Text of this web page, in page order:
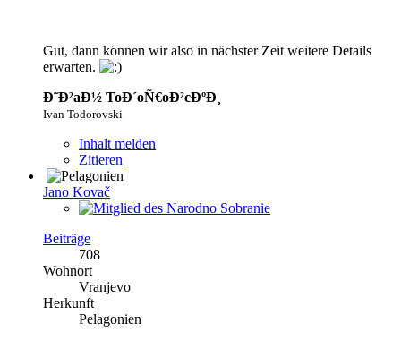
Gut, dann können wir also in nächster Zeit weitere Details
erwarten.
Ð˜Ð²aÐ½ ToÐ´oÑ€oÐ²cÐºÐ¸
Ivan Todorovski
Inhalt melden
Zitieren
Jano Kovač
Beiträge
708
Wohnort
Vranjevo
Herkunft
Pelagonien